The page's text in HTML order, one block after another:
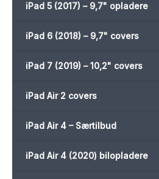
iPad 5 (2017) – 9,7" opladere
iPad 6 (2018) – 9,7" covers
iPad 7 (2019) – 10,2" covers
iPad Air 2 covers
iPad Air 4 – Særtilbud
iPad Air 4 (2020) bilopladere